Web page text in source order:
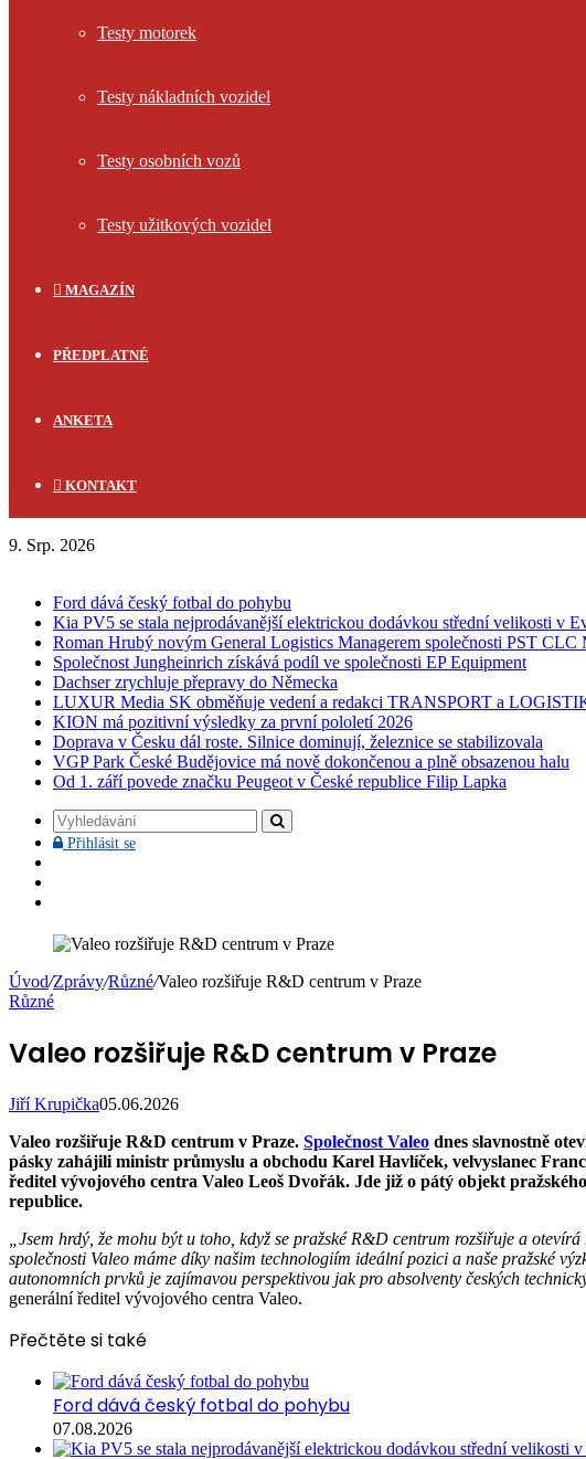
Testy motorek
Testy nákladních vozidel
Testy osobních vozů
Testy užitkových vozidel
MAGAZÍN
PŘEDPLATNÉ
ANKETA
KONTAKT
9. Srp. 2026
Ford dává český fotbal do pohybu
Kia PV5 se stala nejprodávanější elektrickou dodávkou střední velikosti v
Roman Hrubý novým General Logistics Managerem společnosti PST CLC
Společnost Jungheinrich získává podíl ve společnosti EP Equipment
Dachser zrychluje přepravy do Německa
LUXUR Media SK obměňuje vedení a redakci TRANSPORT a
KION má pozitivní výsledky za první pololetí 2026
Doprava v Česku dál roste. Silnice dominují, železnice se stabilizovala
VGP Park České Budějovice má nově dokončenou a plně obsazenou halu
Od 1. září povede značku Peugeot v České republice Filip Lapka
Vyhledávání
Přihlásit sePřihlásit
Úvod/Zprávy/Různé/Valeo rozšiřuje R&D centrum v Praze
Různé
Valeo rozšiřuje R&D centrum v Praze
Jiří Krupička05.06.2026
Valeo rozšiřuje R&D centrum v Praze. Společnost Valeo dnes slavnostně
pásky zahájili ministr průmyslu a obchodu Karel Havlíček, velvyslanec
ředitel vývojového centra Valeo Leoš Dvořák. Jde již o pátý objekt
republice.
„Jsem hrdý, že mohu být u toho, když se pražské R&D centrum rozšiřuje a
společnosti Valeo máme díky našim technologiím ideální pozici a naše pražské
autonomních prvků je zajímavou perspektivou jak pro absolventy českých
generální ředitel vývojového centra Valeo.
Přečtěte si také
Ford dává český fotbal do pohybu
07.08.2026